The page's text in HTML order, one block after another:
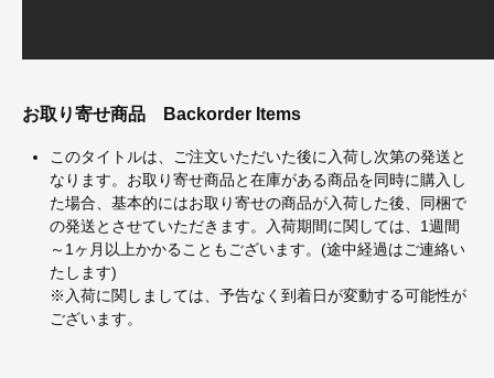
お取り寄せ商品 Backorder Items
このタイトルは、ご注文いただいた後に入荷し次第の発送と
なります。お取り寄せ商品と在庫がある商品を同時に購入し
た場合、基本的にはお取り寄せの商品が入荷した後、同梱で
の発送とさせていただきます。入荷期間に関しては、1週間
～1ヶ月以上かかることもございます。(途中経過はご連絡い
たします)
※入荷に関しましては、予告なく到着日が変動する可能性が
ございます。